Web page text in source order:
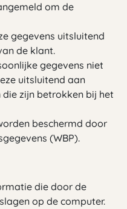
om de
gegevens uitsluitend
de klant.
gegevens niet
uitsluitend aan
zijn betrokken bij het
beschermd door
(WBP).
die door de
op de computer.